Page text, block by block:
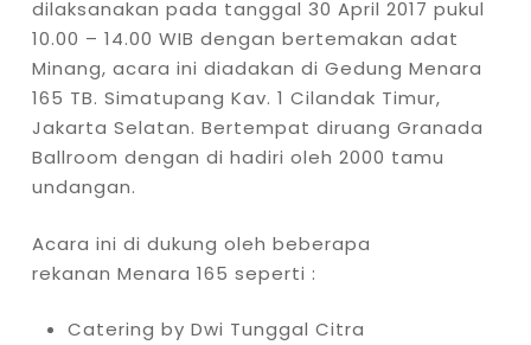
dilaksanakan pada tanggal 30 April 2017 pukul
10.00 – 14.00 WIB dengan bertemakan adat
Minang, acara ini diadakan di Gedung Menara
165 TB. Simatupang Kav. 1 Cilandak Timur,
Jakarta Selatan. Bertempat diruang Granada
Ballroom dengan di hadiri oleh 2000 tamu
undangan.
Acara ini di dukung oleh beberapa
rekanan Menara 165 seperti :
Catering by Dwi Tunggal Citra